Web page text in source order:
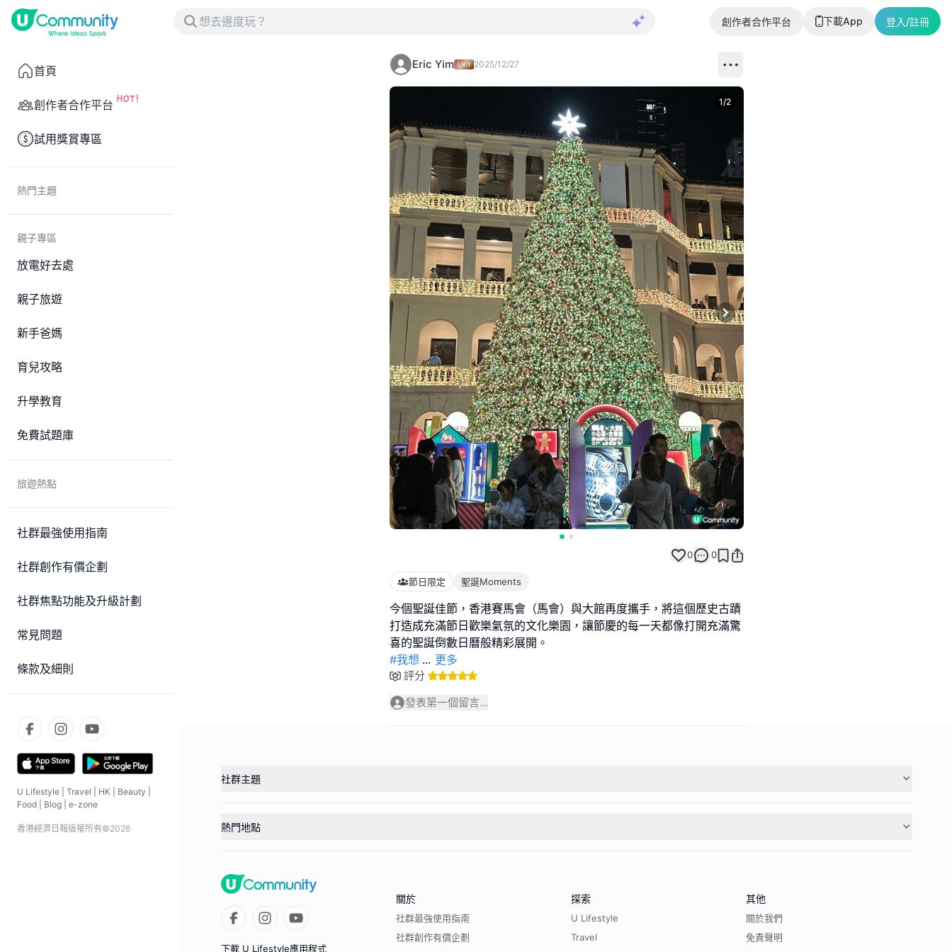
創作者合作平台 下載App 登入/註冊
首頁
創作者合作平台
試用獎賞專區
熱門主題
親子專區
放電好去處
親子旅遊
新手爸媽
育兒攻略
升學教育
免費試題庫
旅遊熱點
社群最強使用指南
社群創作有價企劃
社群焦點功能及升級計劃
常見問題
條款及細則
U Lifestyle Travel HK Beauty
Food
Blog e-zone
香港經濟日報版權所有©2026
Eric Yim 2025/12/27
Next slide
1/2
0 0
節日限定 聖誕Moments
今個聖誕佳節，香港賽馬會（馬會）與大館再度攜手，將這個歷史古蹟
打造成充滿節日歡樂氣氛的文化樂園，讓節慶的每一天都像打開充滿驚
#我想 ... 更多
評分
發表第一個留言...
社群主題
熱門地點
下載 U Lifestyle應用程式
關於
社群最強使用指南
社群創作有價企劃
探索
U Lifestyle
Travel
其他
關於我們
免責聲明